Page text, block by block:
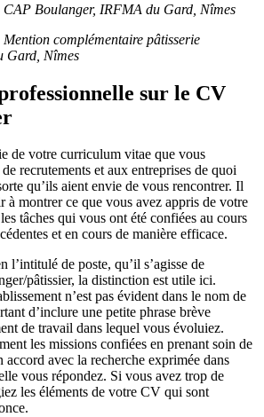
CAP Boulanger, IRFMA du Gard, Nîmes
complémentaire pâtisserie
Gard, Nîmes
sur le CV
de votre curriculum vitae que vous
recrutements et aux entreprises de quoi
qu’ils aient envie de vous rencontrer. Il
à montrer ce que vous avez appris de votre
tâches qui vous ont été confiées au cours
et en cours de manière efficace.
l’intitulé de poste, qu’il s’agisse de
pâtissier, la distinction est utile ici.
n’est pas évident dans le nom de
d’inclure une petite phrase brève
de travail dans lequel vous évoluiez.
les missions confiées en prenant soin de
accord avec la recherche exprimée dans
vous répondez. Si vous avez trop de
les éléments de votre CV qui sont